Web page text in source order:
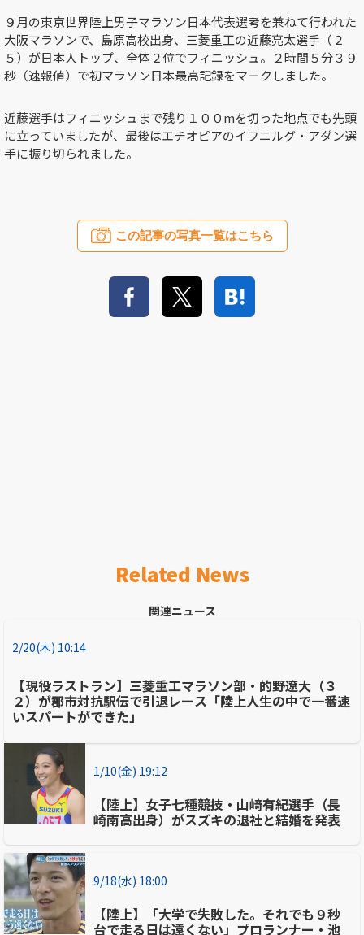
９月の東京世界陸上男子マラソン日本代表選考を兼ねて行われた
大阪マラソンで、島原高校出身、三菱重工の近藤亮太選手（２
５）が日本人トップ、全体２位でフィニッシュ。２時間５分３９
秒（速報値）で初マラソン日本最高記録をマークしました。
近藤選手はフィニッシュまで残り１００mを切った地点でも先頭
に立っていましたが、最後はエチオピアのイフニルグ・アダン選
手に振り切られました。
この記事の写真一覧はこちら
Related News
関連ニュース
2/20(木) 10:14
【現役ラストラン】三菱重工マラソン部・的野遼大（３
２）が郡市対抗駅伝で引退レース「陸上人生の中で一番速
いスパートができた」
1/10(金) 19:12
【陸上】女子七種競技・山﨑有紀選手（長
崎南高出身）がスズキの退社と結婚を発表
9/18(水) 18:00
【陸上】「大学で失敗した。それでも９秒
台で走る日は遠くない」プロランナー・池